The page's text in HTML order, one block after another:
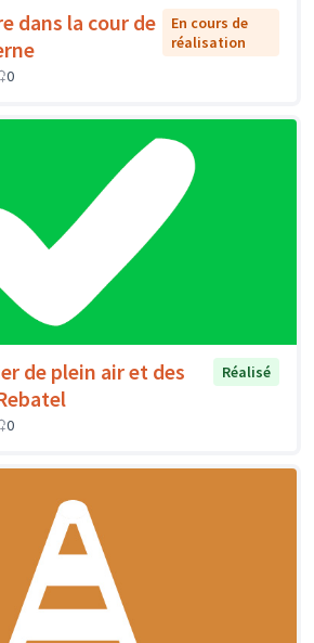
dans la cour de
En cours de
réalisation
0
de plein air et des
Réalisé
0